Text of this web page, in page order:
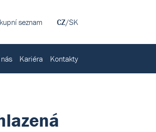
CZ/SK
seznam
Kariéra Kontakty